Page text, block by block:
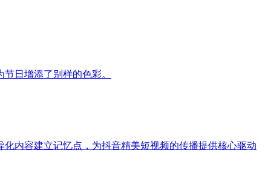
日增添了别样的色彩。
内容建立记忆点，为抖音精美短视频的传播提供核心驱动